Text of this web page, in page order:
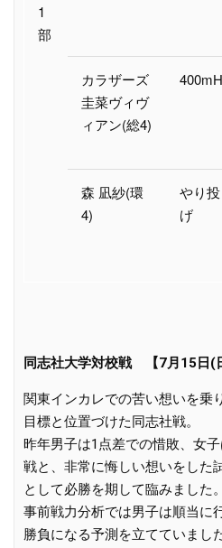
1
部
カラザーズ
圭菜ヴィヴ
ィアン(総4)
400mH
森 凪紗(環
4)
やり投
げ
同志社大学対校戦 【7月15日(
関東インカレでの苦い想いを乗
目標と位置づけた同志社戦。
昨年男子は1点差での惜敗、女
戦と、非常に悔しい想いをした
として必勝を期して臨みました。
事前戦力分析では男子は順当に
勝負になる予測を立てていまし